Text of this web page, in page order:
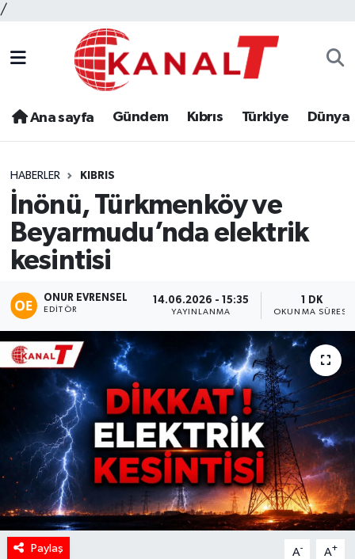
/
Ana sayfa Gündem Kıbrıs Türkiye Dünya
HABERLER KIBRIS
İnönü, Türkmenköy ve
Beyarmudu’nda elektrik
kesintisi
ONUR EVRENSEL
EDITÖR
14.06.2026 - 15:35
YAYINLANMA
1 DK
OKUNMA SÜRESI
Paylaş A- A+